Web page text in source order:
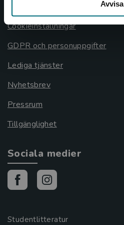
Avvisa
Cookieinställningar
GDPR och personuppgifter
Lediga tjänster
Nyhetsbrev
Pressrum
Tillgänglighet
Sociala medier
Studentlitteratur